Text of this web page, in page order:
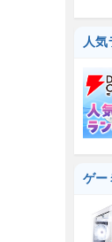
人
ゲー